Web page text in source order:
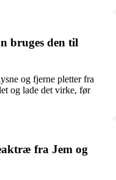
bruges den til
og fjerne pletter fra
og lade det virke, før
fra Jem og